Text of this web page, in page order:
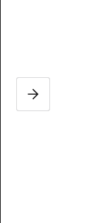
Slide 2 of 3.